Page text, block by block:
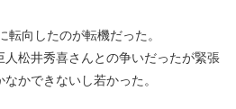
向したのが転機だった。
松井秀喜さんとの争いだったが緊張
かできないし若かった。